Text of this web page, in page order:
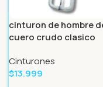
cinturon de hombre
cuero crudo clasico
Cinturones
$13.999